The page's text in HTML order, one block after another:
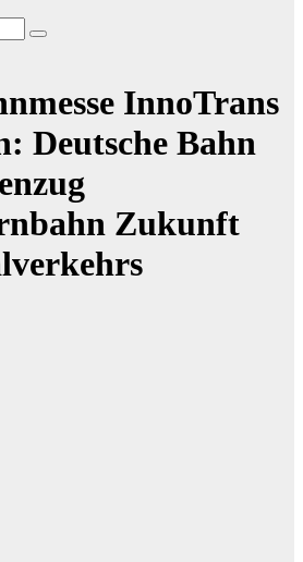
InnoTrans
Deutsche Bahn
Zukunft